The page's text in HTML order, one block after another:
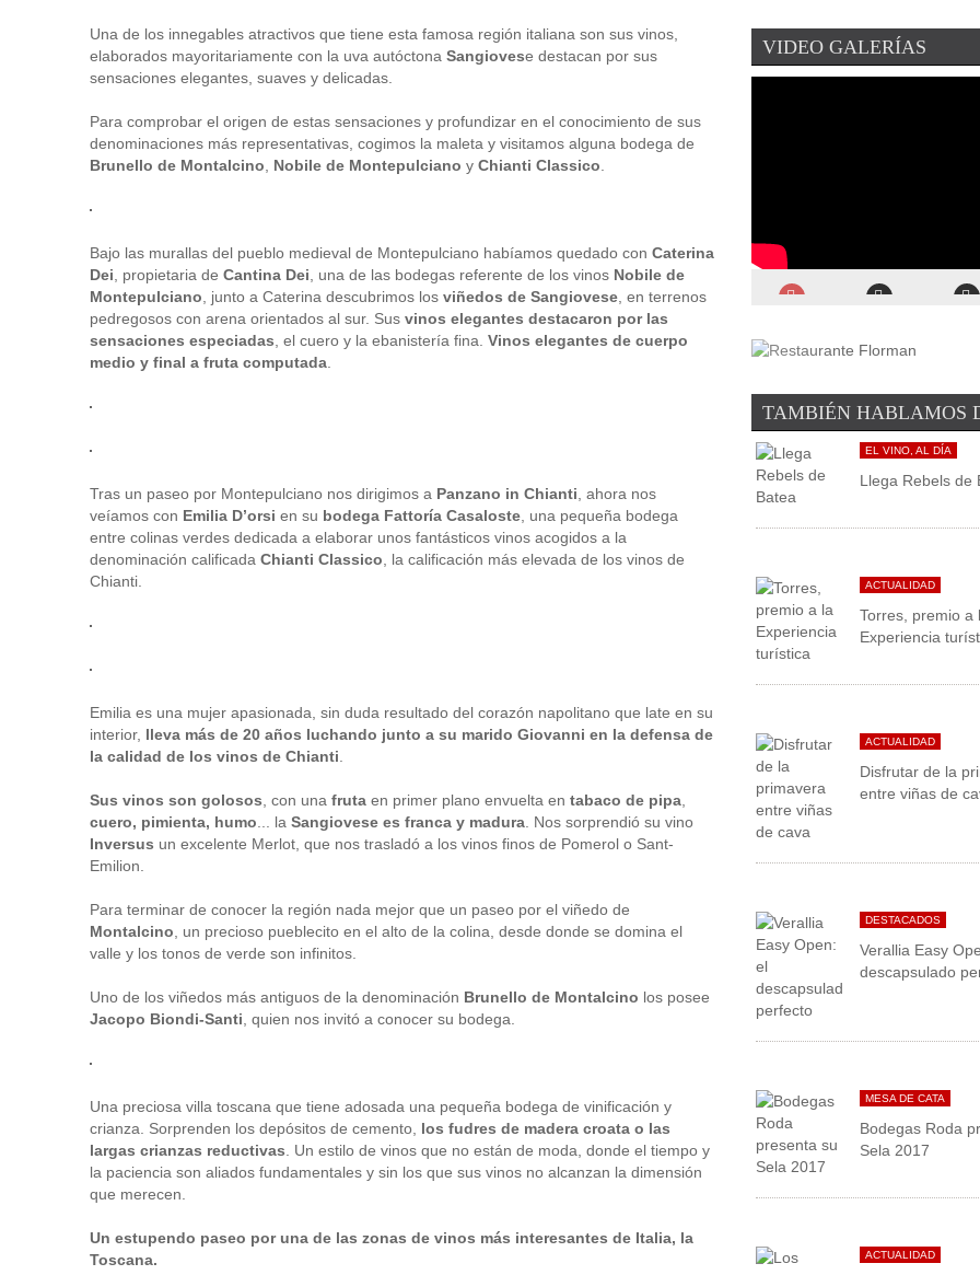
Una de los innegables atractivos que tiene esta famosa región italiana son sus vinos,
elaborados mayoritariamente con la uva autóctona Sangiovese destacan por sus
sensaciones elegantes, suaves y delicadas.
Para comprobar el origen de estas sensaciones y profundizar en el conocimiento de sus
denominaciones más representativas, cogimos la maleta y visitamos alguna bodega de
Brunello de Montalcino
Nobile de Montepulciano y Chianti Classico
Bajo las murallas del pueblo medieval de Montepulciano habíamos quedado con Caterina
Dei , propietaria de Cantina Dei , una de las bodegas referente de los vinos Nobile de
Montepulciano , junto a Caterina descubrimos los viñedos de Sangiovese , en terrenos
pedregosos con arena orientados al sur. Sus vinos elegantes destacaron por las
sensaciones especiadas , el cuero y la ebanistería fina. Vinos elegantes de cuerpo
medio y final a fruta computada
Tras un paseo por Montepulciano nos dirigimos a Panzano in Chianti , ahora nos
veíamos con Emilia D’orsi en su bodega Fattoría Casaloste , una pequeña bodega
entre colinas verdes dedicada a elaborar unos fantásticos vinos acogidos a la
denominación calificada Chianti Classico , la calificación más elevada de los vinos de
Chianti.
Emilia es una mujer apasionada, sin duda resultado del corazón napolitano que late en su
interior, lleva más de 20 años luchando junto a su marido Giovanni en la defensa de
la calidad de los vinos de Chianti
Sus vinos son golosos , con una fruta en primer plano envuelta en tabaco de pipa
cuero, pimienta, humo ... la Sangiovese es franca y madura . Nos sorprendió su vino
Inversus un excelente Merlot, que nos trasladó a los vinos finos de Pomerol o Sant-
Emilion.
Para terminar de conocer la región nada mejor que un paseo por el viñedo de
Montalcino , un precioso pueblecito en el alto de la colina, desde donde se domina el
valle y los tonos de verde son infinitos.
Uno de los viñedos más antiguos de la denominación Brunello de Montalcino los posee
Jacopo Biondi-Santi , quien nos invitó a conocer su bodega.
Una preciosa villa toscana que tiene adosada una pequeña bodega de vinificación y
crianza. Sorprenden los depósitos de cemento, los fudres de madera croata o las
largas crianzas reductivas . Un estilo de vinos que no están de moda, donde el tiempo y
la paciencia son aliados fundamentales y sin los que sus vinos no alcanzan la dimensión
que merecen.
Un estupendo paseo por una de las zonas de vinos más interesantes de Italia, la
Toscana.
encumbra a la uva Monastrell
La conocida revista
Wine Spectatorha elegido a
Verdejo como el mejor
¡DEJA EL PRIMER COMENTARIO!
El Ministerio de Agricultura ha
VIDEO GALERÍAS
TAMBIÉN HABLAMOS
EL VINO, AL DÍA
Llega Rebels de
ACTUALIDAD
Torres, premio a
Experiencia
ACTUALIDAD
Disfrutar de la
entre viñas de
DESTACADOS
Verallia Easy
descapsulado
MESA DE CATA
Bodegas Roda
Sela 2017
ACTUALIDAD